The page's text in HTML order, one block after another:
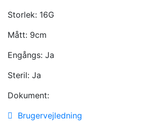
Storlek: 16G
Mått: 9cm
Engångs: Ja
Steril: Ja
Dokument:
Brugervejledning